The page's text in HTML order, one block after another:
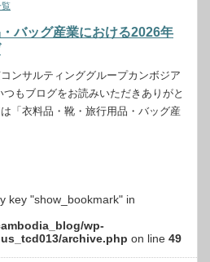
覧
バッグ産業における2026年
ンサルティンググループカンボジア
もブログをお読みいただきありがと
「衣料品・靴・旅行用品・バッグ産
key "show_bookmark" in
wp-
archive.php on line 49